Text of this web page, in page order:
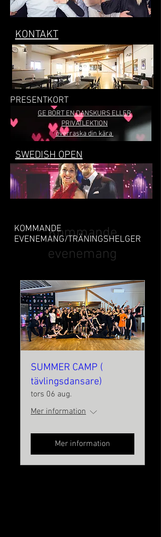
KONTAKT
PRESENTKORT
GE BORT EN DANSKURS ELLER
PRIVATLEKTION
överraska din kära
SWEDISH OPEN
Kommande
evenemang
SUMMER CAMP (
tävlingsdansare)
tors 06 aug.
Mer information
Mer information
KOMMANDE
EVENEMANG/TRÄNINGSHELGER